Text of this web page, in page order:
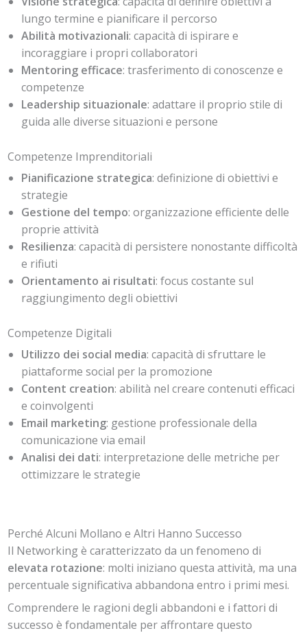
lungo termine e pianificare il percorso
Abilità motivazionali: capacità di ispirare e
incoraggiare i propri collaboratori
Mentoring efficace: trasferimento di conoscenze e
competenze
Leadership situazionale: adattare il proprio stile di
guida alle diverse situazioni e persone
Competenze Imprenditoriali
Pianificazione strategica: definizione di obiettivi e
strategie
Gestione del tempo: organizzazione efficiente delle
proprie attività
Resilienza: capacità di persistere nonostante difficoltà
e rifiuti
Orientamento ai risultati: focus costante sul
raggiungimento degli obiettivi
Competenze Digitali
Utilizzo dei social media: capacità di sfruttare le
piattaforme social per la promozione
Content creation: abilità nel creare contenuti efficaci
e coinvolgenti
Email marketing: gestione professionale della
comunicazione via email
Analisi dei dati: interpretazione delle metriche per
ottimizzare le strategie
Perché Alcuni Mollano e Altri Hanno Successo
Il Networking è caratterizzato da un fenomeno di
elevata rotazione: molti iniziano questa attività, ma una
percentuale significativa abbandona entro i primi mesi.
Comprendere le ragioni degli abbandoni e i fattori di
successo è fondamentale per affrontare questo